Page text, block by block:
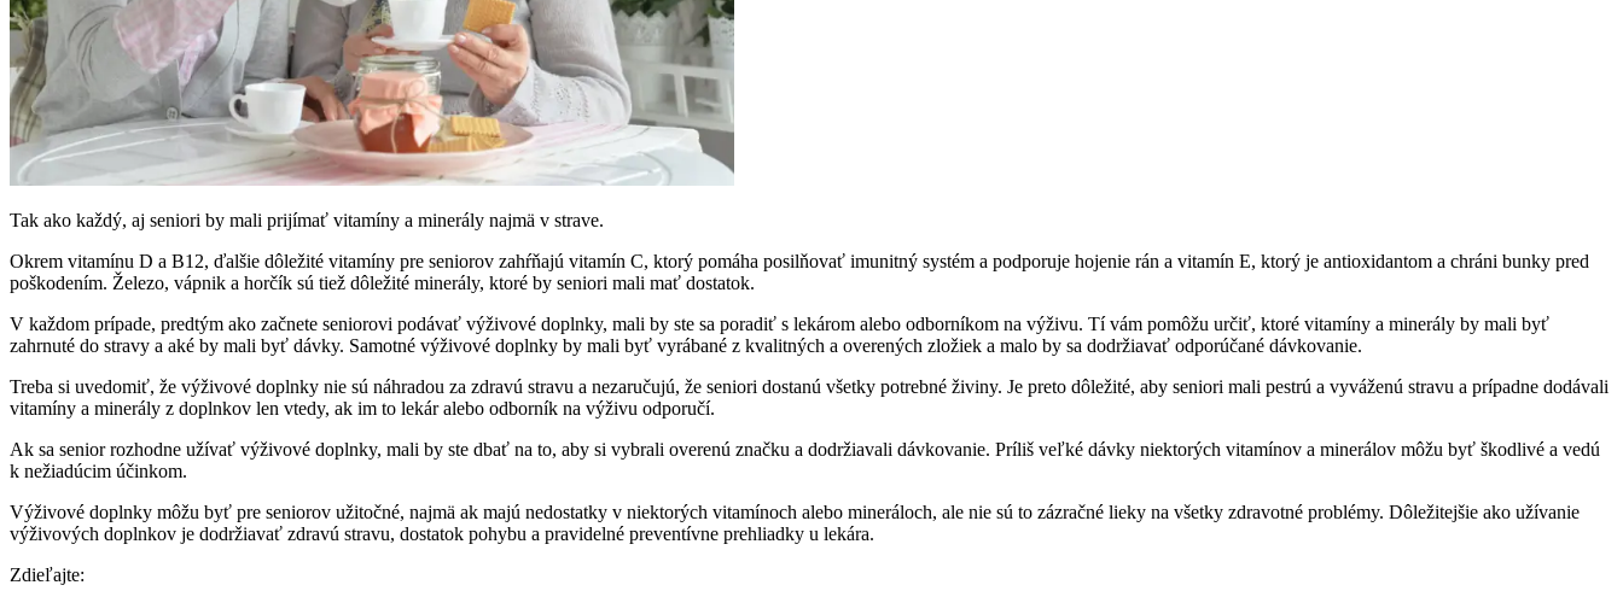
Tak ako každý, aj seniori by mali prijímať vitamíny a minerály najmä v strave.
Okrem vitamínu D a B12, ďalšie dôležité vitamíny pre seniorov zahŕňajú vitamín C, ktorý pomáha posilňovať imunitný systém a podporuje hojenie rán a vitamín E, ktorý je antioxidantom a chráni bunky pred
poškodením. Železo, vápnik a horčík sú tiež dôležité minerály, ktoré by seniori mali mať dostatok.
V každom prípade, predtým ako začnete seniorovi podávať výživové doplnky, mali by ste sa poradiť s lekárom alebo odborníkom na výživu. Tí vám pomôžu určiť, ktoré vitamíny a minerály by mali byť
zahrnuté do stravy a aké by mali byť dávky. Samotné výživové doplnky by mali byť vyrábané z kvalitných a overených zložiek a malo by sa dodržiavať odporúčané dávkovanie.
Treba si uvedomiť, že výživové doplnky nie sú náhradou za zdravú stravu a nezaručujú, že seniori dostanú všetky potrebné živiny. Je preto dôležité, aby seniori mali pestrú a vyváženú stravu a prípadne dodávali
vitamíny a minerály z doplnkov len vtedy, ak im to lekár alebo odborník na výživu odporučí.
Ak sa senior rozhodne užívať výživové doplnky, mali by ste dbať na to, aby si vybrali overenú značku a dodržiavali dávkovanie. Príliš veľké dávky niektorých vitamínov a minerálov môžu byť škodlivé a vedú
k nežiadúcim účinkom.
Výživové doplnky môžu byť pre seniorov užitočné, najmä ak majú nedostatky v niektorých vitamínoch alebo mineráloch, ale nie sú to zázračné lieky na všetky zdravotné problémy. Dôležitejšie ako užívanie
výživových doplnkov je dodržiavať zdravú stravu, dostatok pohybu a pravidelné preventívne prehliadky u lekára.
Zdieľajte: